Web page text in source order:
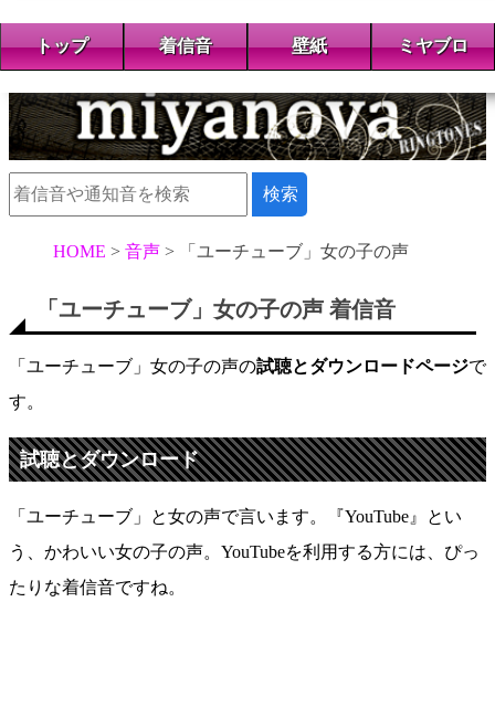
トップ 着信音 壁紙 ミヤブロ
HOME 音声 「ユーチューブ」女の子の声
「ユーチューブ」女の子の声 着信音
「ユーチューブ」女の子の声の試聴とダウンロードページで
す。
試聴とダウンロード
「ユーチューブ」と女の声で言います。『YouTube』とい
う、かわいい女の子の声。YouTubeを利用する方には、ぴっ
たりな着信音ですね。